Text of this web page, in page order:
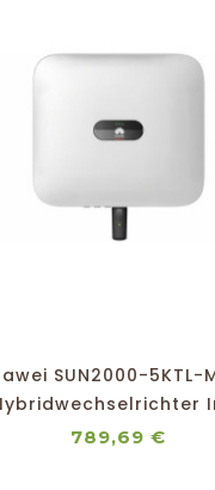
SUN2000-5KTL-
Dongle
789,69 €